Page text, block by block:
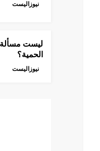
نيوزاليست
ليست مسألة
الحمية؟
نيوزاليست